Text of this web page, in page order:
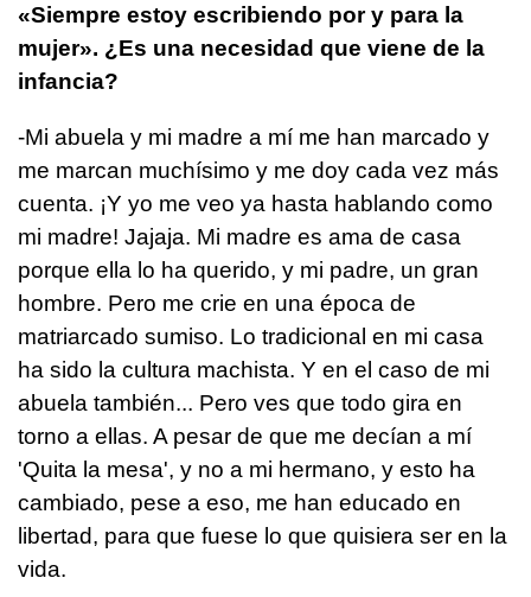
«Siempre estoy escribiendo por y para la
mujer». ¿Es una necesidad que viene de la
infancia?
-Mi abuela y mi madre a mí me han marcado y
me marcan muchísimo y me doy cada vez más
cuenta. ¡Y yo me veo ya hasta hablando como
mi madre! Jajaja. Mi madre es ama de casa
porque ella lo ha querido, y mi padre, un gran
hombre. Pero me crie en una época de
matriarcado sumiso. Lo tradicional en mi casa
ha sido la cultura machista. Y en el caso de mi
abuela también... Pero ves que todo gira en
torno a ellas. A pesar de que me decían a mí
'Quita la mesa', y no a mi hermano, y esto ha
cambiado, pese a eso, me han educado en
libertad, para que fuese lo que quisiera ser en la
vida.